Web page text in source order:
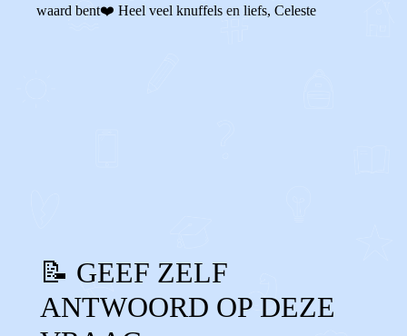
waard bent❤️️ Heel veel knuffels en liefs, Celeste
📝 GEEF ZELF
ANTWOORD OP DEZE